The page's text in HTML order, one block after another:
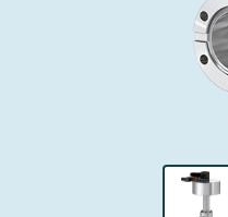
真空オールメタルバルブ
真空トランスファーバルブ
真空マルチバルブユニット